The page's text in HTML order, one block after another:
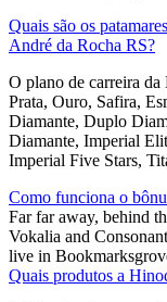
Quais são os
André da Rocha RS?
O plano de carreira da
Prata, Ouro, Safira,
Diamante, Duplo
Diamante, Imperial
Imperial Five Stars,
Como funciona o
Far far away, behind
Vokalia and
live in
Quais produtos a